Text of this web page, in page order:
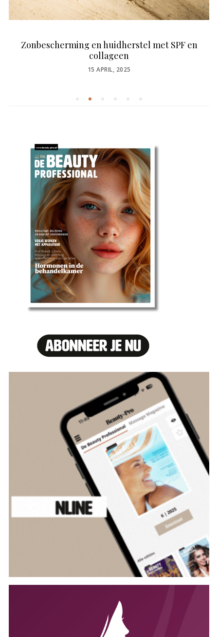
Zonbescherming en huidherstel met SPF en
collageen
POSTED
15 APRIL, 2025